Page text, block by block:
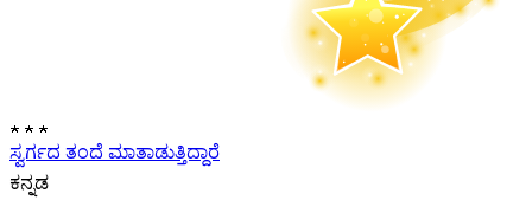
★ ★ ★
ಸ್ವರ್ಗದ ತಂದೆ ಮಾತಾಡುತ್ತಿದ್ದಾರೆ
ಕನ್ನಡ